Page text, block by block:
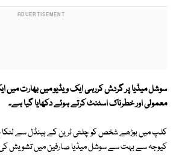
سوشل میڈیا پر گردش کررہی ایک ویڈیو میں بھارت
معمولی اور خطرناک اسٹنٹ کرتے ہوئے دکھایا گیا ہے۔
کلپ میں بوڑھے شخص کو چلتی ٹرین کے ہینڈل سے
کیوجہ سے بہت سے سوشل میڈیا صارفین میں تشویش کی